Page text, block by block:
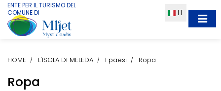
ENTE PER IL TURISMO DEL
COMUNE DI
IT
HOME L'ISOLA DI MELEDA I paesi Ropa
Ropa